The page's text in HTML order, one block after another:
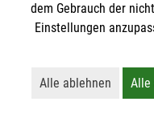
dem Gebrauch der
Einstellungen
Alle ablehnen
Lehnt alle
Alle